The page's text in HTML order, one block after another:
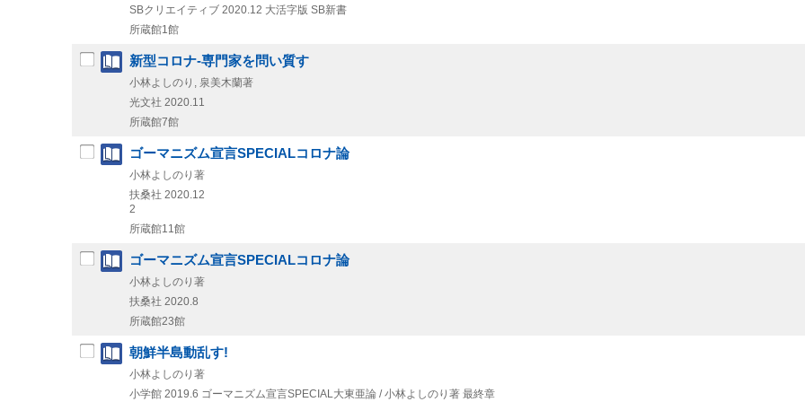
SBクリエイティブ 2020.12 大活字版 SB新書
所蔵館1館
新型コロナ-専門家を問い質す
小林よしのり, 泉美木蘭著
光文社 2020.11
所蔵館7館
ゴーマニズム宣言SPECIALコロナ論
小林よしのり著
扶桑社 2020.12
2
所蔵館11館
ゴーマニズム宣言SPECIALコロナ論
小林よしのり著
扶桑社 2020.8
所蔵館23館
朝鮮半島動乱す!
小林よしのり著
小学館 2019.6 ゴーマニズム宣言SPECIAL大東亜論 / 小林よしのり著 最終章